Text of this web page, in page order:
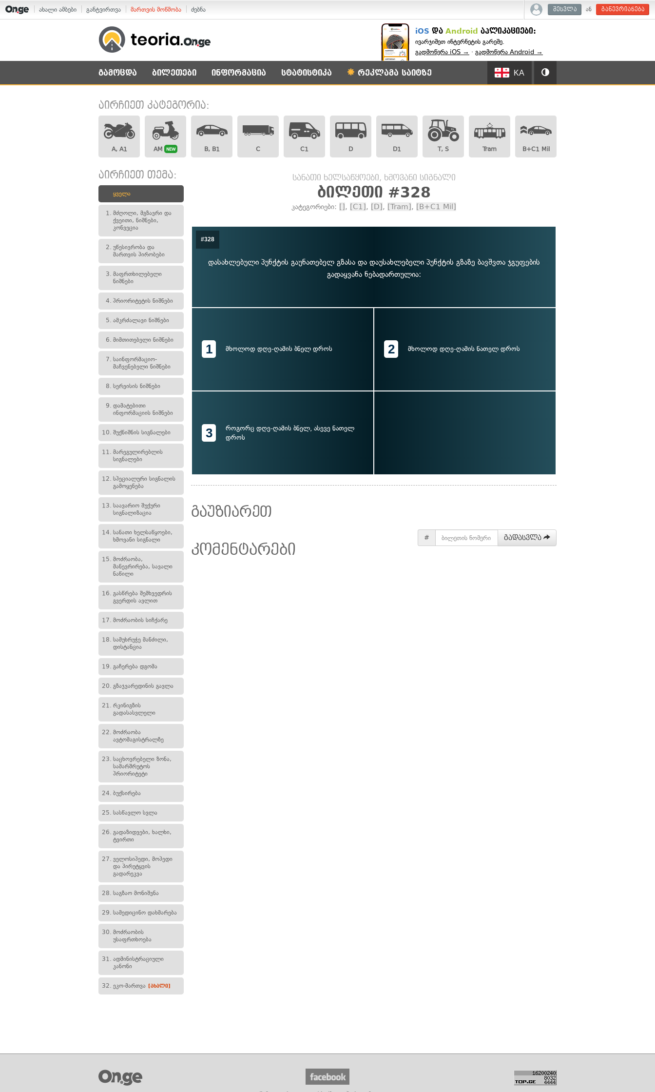
ახალი ამბები განტვირთვა მართვის მოწმობა ძებნა შესვლა ან გაწევრიანება
iOS და Android აპლიკაციები:
ივარჯიშეთ ინტერნეტის გარეშე.
გადმოწერა iOS → · გადმოწერა Android →
გამოცდა ბილეთები ინფორმაცია სტატისტიკა რეკლამა საიტზე KA
აირჩიეთ კატეგორია:
A, A1 AM NEW B, B1 C C1 D D1 T, S Tram B+C1 Mil
აირჩიეთ თემა:
ყველა
1. მძღოლი, მგზავრი და
ქვეითი, ნიშნები,
კონვეცია
2. უწესივრობა და
მართვის პირობები
3. მაფრთხილებელი
ნიშნები
4. პრიორიტეტის ნიშნები
5. ამკრძალავი ნიშნები
6. მიმთითებელი ნიშნები
7. საინფორმაციო-
მაჩვენებელი ნიშნები
8. სერვისის ნიშნები
9. დამატებითი
ინფორმაციის ნიშნები
10. შუქნიშნის სიგნალები
11. მარეგულირებლის
სიგნალები
12. სპეციალური სიგნალის
გამოყენება
13. საავარიო შუქური
სიგნალიზაცია
14. სანათი ხელსაწყოები,
ხმოვანი სიგნალი
15. მოძრაობა,
მანევრირება, სავალი
ნაწილი
16. გასწრება შემხვედრის
გვერდის ავლით
17. მოძრაობის სიჩქარე
18. სამუხრუჭე მანძილი,
დისტანცია
19. გაჩერება დგომა
20. გზაჯვარედინის გავლა
21. რკინიგზის
გადასასვლელი
22. მოძრაობა
ავტომაგისტრალზე
23. საცხოვრებელი ზონა,
სამარშრუტოს
პრიორიტეტი
24. ბუქსირება
25. სასწავლო სვლა
26. გადაზიდვები, ხალხი,
ტვირთი
27. ველოსიპედი, მოპედი
და პირუტყვის
გადარეკვა
28. საგზაო მონიშვნა
29. სამედიცინო დახმარება
30. მოძრაობის
უსაფრთხოება
31. ადმინისტრაციული
კანონი
32. ეკო-მართვა [ახალი]
სანათი ხელსაწყოები, ხმოვანი სიგნალი
ბილეთი #328
კატეგორიები: [], [C1], [D], [Tram], [B+C1 Mil]
#328
დასახლებული პუნქტის გაუნათებელ გზასა და დაუსახლებელი პუნქტის გზაზე ბავშვთა ჯგუფების
გადაყვანა ნებადართულია:
1 მხოლოდ დღე-ღამის ბნელ დროს 2 მხოლოდ დღე-ღამის ნათელ დროს
3
როგორც დღე-ღამის ბნელ, ასევე ნათელ
დროს
# გადასვლა
გაუზიარეთ
კომენტარები